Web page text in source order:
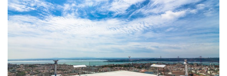
Educação
Estatuto Editorial
Saúde